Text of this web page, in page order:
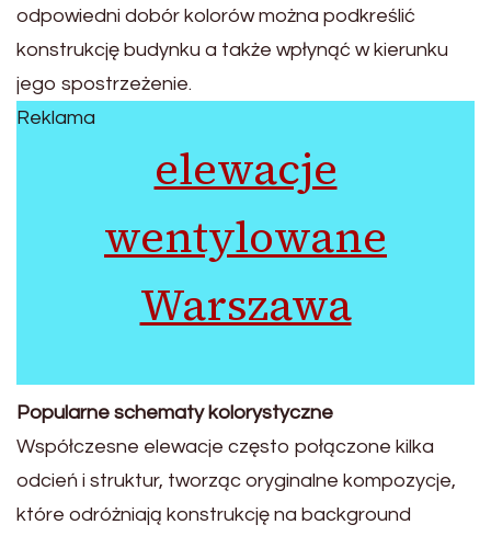
odpowiedni dobór kolorów można podkreślić
konstrukcję budynku a także wpłynąć w kierunku
jego spostrzeżenie.
Reklama
elewacje
wentylowane
Warszawa
Popularne schematy kolorystyczne
Współczesne elewacje często połączone kilka
odcień i struktur, tworząc oryginalne kompozycje,
które odróżniają konstrukcję na background